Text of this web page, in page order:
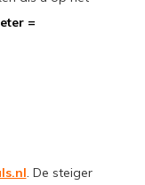
=
. De steiger